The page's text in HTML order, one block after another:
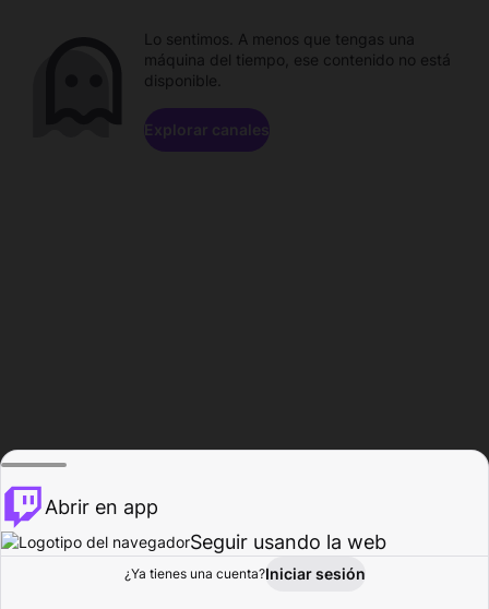
Explorar Actividad
Lo sentimos. A menos que tengas una
máquina del tiempo, ese contenido no está
disponible.
Explorar canales
Abrir en app
Seguir usando la web
¿Ya tienes una cuenta?Iniciar sesión